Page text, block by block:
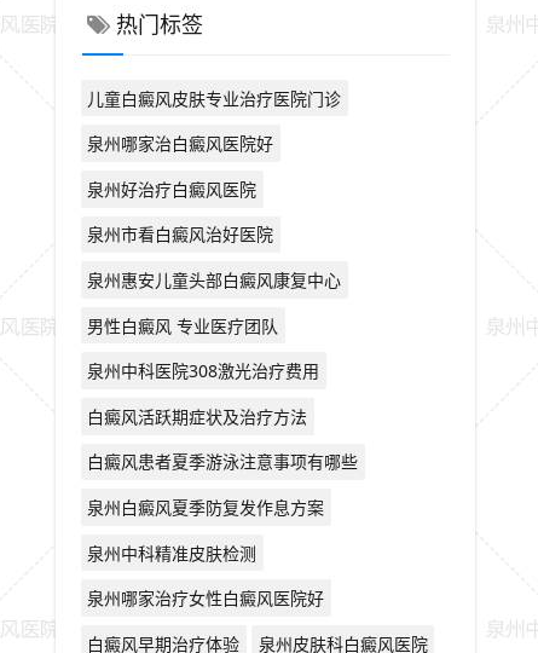
热门标签
儿童白癜风皮肤专业治疗医院门诊
泉州哪家治白癜风医院好
泉州好治疗白癜风医院
泉州市看白癜风治好医院
泉州惠安儿童头部白癜风康复中心
男性白癜风 专业医疗团队
泉州中科医院308激光治疗费用
白癜风活跃期症状及治疗方法
白癜风患者夏季游泳注意事项有哪些
泉州白癜风夏季防复发作息方案
泉州中科精准皮肤检测
泉州哪家治疗女性白癜风医院好
白癜风早期治疗体验
泉州皮肤科白癜风医院